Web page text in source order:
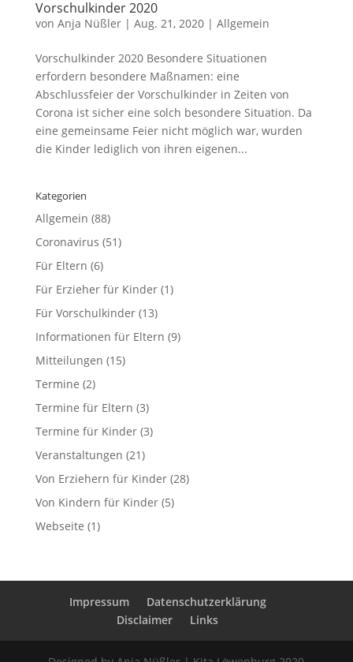
Vorschulkinder 2020
von Anja Nüßler| Aug. 21, 2020| Allgemein
Vorschulkinder 2020 Besondere Situationen
erfordern besondere Maßnamen: eine
Abschlussfeier der Vorschulkinder in Zeiten von
Corona ist sicher eine solch besondere Situation. Da
eine gemeinsame Feier nicht möglich war, wurden
die Kinder lediglich von ihren eigenen...
Kategorien
Allgemein (88)
Coronavirus (51)
Für Eltern (6)
Für Erzieher für Kinder(1)
Für Vorschulkinder(13)
Informationen für Eltern (9)
Mitteilungen (15)
Termine (2)
Termine für Eltern (3)
Termine für Kinder(3)
Veranstaltungen (21)
Von Erziehern für Kinder(28)
Von Kindern für Kinder(5)
Webseite (1)
Impressum
Datenschutzerklärung
Disclaimer
Links